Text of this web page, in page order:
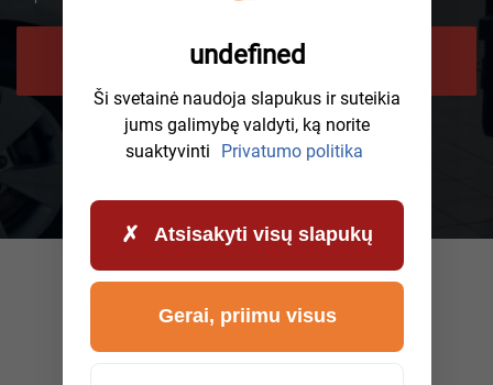
PRAŠYTI PERSKAMBINIMO
undefined
Ši svetainė naudoja slapukus ir suteikia
jums galimybę valdyti, ką norite
suaktyvinti
Privatumo politika
Atsisakyti visų slapukų
Gerai, priimu visus